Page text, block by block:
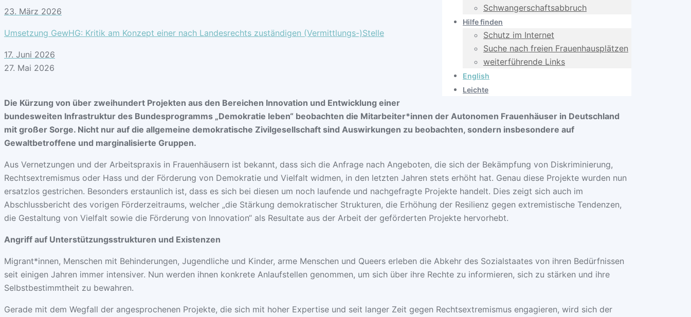
Schwangerschafts­abbruch
Hilfe finden
Schutz im Internet
Suche nach freien Frauenhausplätzen
weiterführende Links
English
Leichte
23. März 2026
Umsetzung GewHG: Kritik am Konzept einer nach Landesrechts zuständigen (Vermittlungs-)Stelle
17. Juni 2026
27. Mai 2026
Die Kürzung von über zweihundert Projekten aus den Bereichen Innovation und Entwicklung einer
bundesweiten Infrastruktur des Bundesprogramms „Demokratie leben“ beobachten die Mitarbeiter*innen der Autonomen Frauenhäuser in Deutschland
mit großer Sorge. Nicht nur auf die allgemeine demokratische Zivilgesellschaft sind Auswirkungen zu beobachten, sondern insbesondere auf
Gewaltbetroffene und marginalisierte Gruppen.
Aus Vernetzungen und der Arbeitspraxis in Frauenhäusern ist bekannt, dass sich die Anfrage nach Angeboten, die sich der Bekämpfung von Diskriminierung,
Rechtsextremismus oder Hass und der Förderung von Demokratie und Vielfalt widmen, in den letzten Jahren stets erhöht hat. Genau diese Projekte wurden nun
ersatzlos gestrichen. Besonders erstaunlich ist, dass es sich bei diesen um noch laufende und nachgefragte Projekte handelt. Dies zeigt sich auch im
Abschlussbericht des vorigen Förderzeitraums, welcher „die Stärkung demokratischer Strukturen, die Erhöhung der Resilienz gegen extremistische Tendenzen,
die Gestaltung von Vielfalt sowie die Förderung von Innovation“ als Resultate aus der Arbeit der geförderten Projekte hervorhebt.
Angriff auf Unterstützungsstrukturen und Existenzen
Migrant*innen, Menschen mit Behinderungen, Jugendliche und Kinder, arme Menschen und Queers erleben die Abkehr des Sozialstaates von ihren Bedürfnissen
seit einigen Jahren immer intensiver. Nun werden ihnen konkrete Anlaufstellen genommen, um sich über ihre Rechte zu informieren, sich zu stärken und ihre
Selbstbestimmtheit zu bewahren.
Gerade mit dem Wegfall der angesprochenen Projekte, die sich mit hoher Expertise und seit langer Zeit gegen Rechtsextremismus engagieren, wird sich der